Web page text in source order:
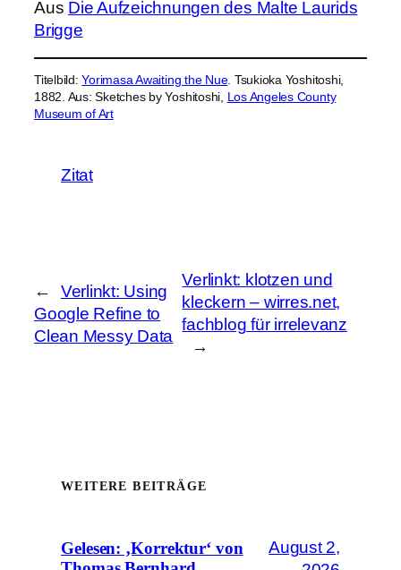
Aus Die Aufzeichnungen des Malte Laurids
Brigge
Titelbild:Yorimasa Awaiting the Nue. Tsukioka Yoshitoshi,
1882. Aus: Sketches by Yoshitoshi, Los Angeles County
Museum of Art
Zitat
←
Verlinkt: Using
Google Refine to
Clean Messy Data
Verlinkt: klotzen und
kleckern – wirres.net,
fachblog für irrelevanz
→
WEITERE BEITRÄGE
Gelesen: ‚Korrektur‘ von
August 2,